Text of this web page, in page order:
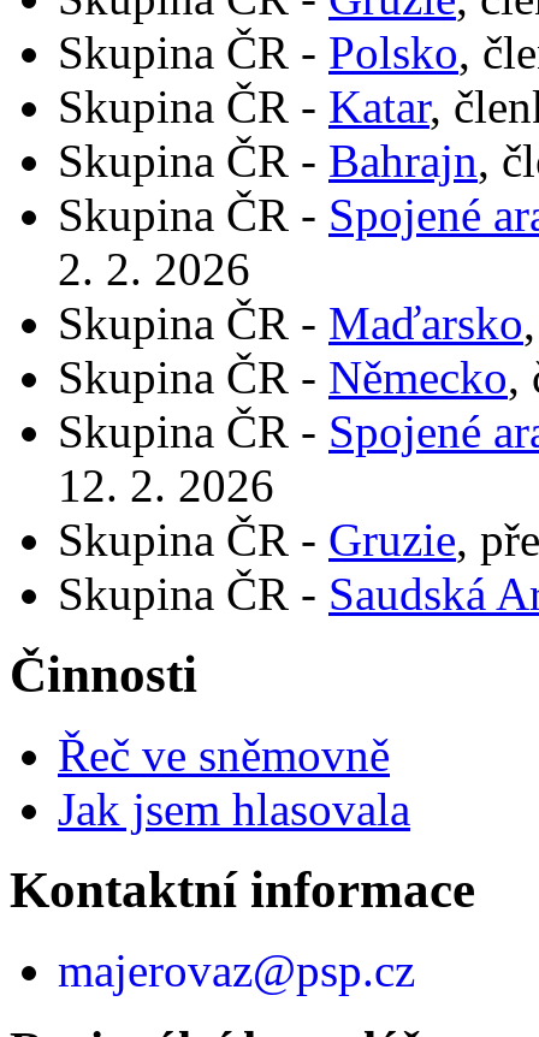
Skupina ČR - Polsko,
Skupina ČR - Katar,
Skupina ČR - Bahrajn,
Skupina ČR - Spojené
2. 2. 2026
Skupina ČR - Maďarsko
Skupina ČR - Německo,
Skupina ČR - Spojené
12. 2. 2026
Skupina ČR - Gruzie,
Skupina ČR - Saudská
Činnosti
Řeč ve sněmovně
Jak jsem hlasovala
Kontaktní informace
majerovaz@psp.cz